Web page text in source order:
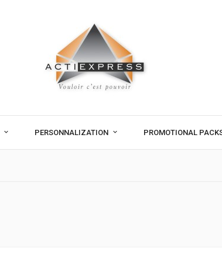
PERSONNALIZATION PROMOTIONAL